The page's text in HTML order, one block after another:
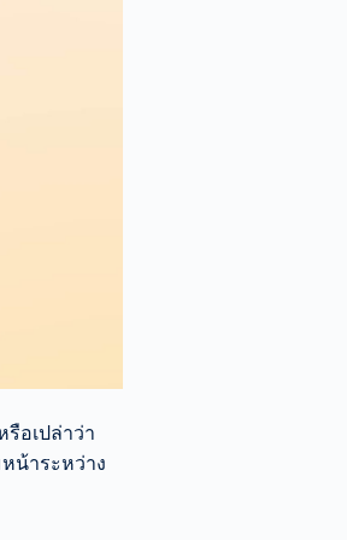
อเปล่าว่า
น้าระหว่าง